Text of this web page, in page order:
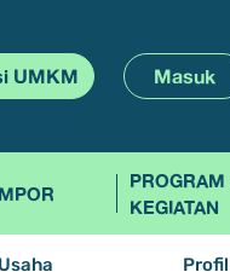
UMKM Masuk
PROGRAM
KEGIATAN